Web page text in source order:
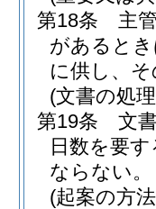
第18条
主
があると
に供し、
(文書の処
第19条
文
日数を要
ならない。
(起案の方